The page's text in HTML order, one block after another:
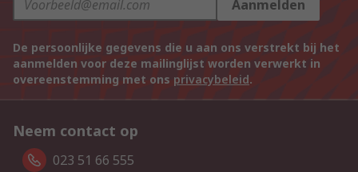
Aanmelden
De persoonlijke gegevens die u aan ons verstrekt bij het
aanmelden voor deze mailinglijst worden verwerkt in
overeenstemming met ons privacybeleid.
Neem contact op
023 51 66 555